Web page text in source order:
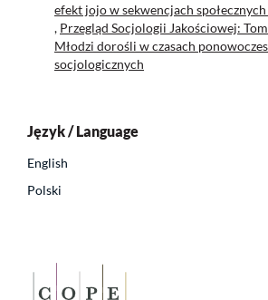
efekt jojo w sekwencjach
, Przegląd Socjologii Jakościowej:
Młodzi dorośli w czasach
socjologicznych
Język / Language
English
Polski